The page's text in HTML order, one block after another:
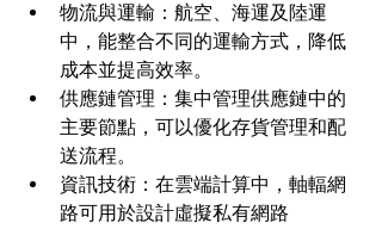
物流與運輸：航空、海運及陸運
中，能整合不同的運輸方式，降低
成本並提高效率。
供應鏈管理：集中管理供應鏈中的
主要節點，可以優化存貨管理和配
送流程。
資訊技術：在雲端計算中，軸輻網
路可用於設計虛擬私有網路